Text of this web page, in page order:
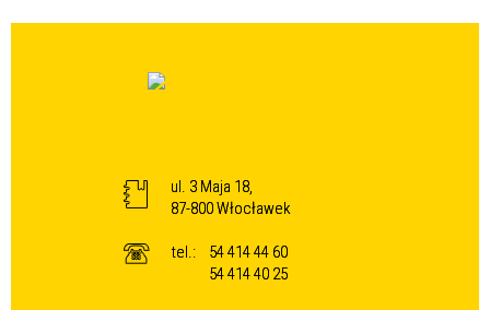
ul. 3 Maja 18,
87-800 Włocławek
tel.:
54 414 44 60
54 414 40 25